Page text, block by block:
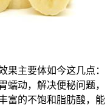
果主要体如今这几点：
蠕动，解决便秘问题，
富的不饱和脂肪酸，能